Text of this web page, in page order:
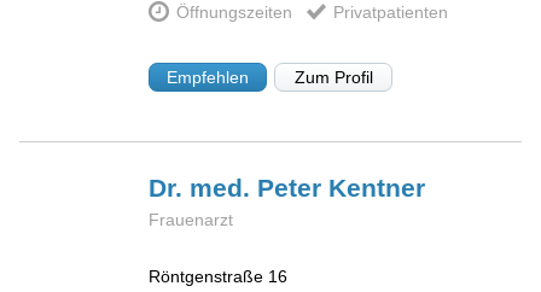
Öffnungszeiten Privatpatienten
Empfehlen Zum Profil
Dr. med. Peter Kentner
Frauenarzt
Röntgenstraße 16